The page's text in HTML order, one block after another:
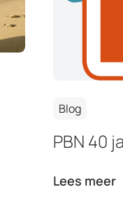
Blog
PBN 40
Lees meer